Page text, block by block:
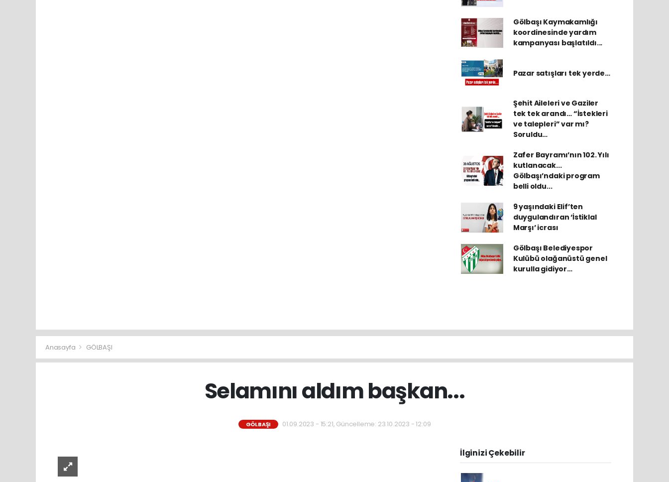
Gölbaşı Kaymakamlığı
koordinesinde yardım
kampanyası başlatıldı...
Pazar satışları tek yerde…
Şehit Aileleri ve Gaziler
tek tek arandı… “İstekleri
ve talepleri” var mı?
Soruldu…
Zafer Bayramı’nın 102. Yılı
kutlanacak...
Gölbaşı’ndaki program
belli oldu...
9 yaşındaki Elif’ten
duygulandıran ‘İstiklal
Marşı’ icrası
Gölbaşı Belediyespor
Kulübü olağanüstü genel
kurulla gidiyor…
Anasayfa GÖLBAŞI
Selamını aldım başkan...
GÖLBAŞI 01.09.2023 - 15:21, Güncelleme: 23.10.2023 - 12:09
İlginizi Çekebilir